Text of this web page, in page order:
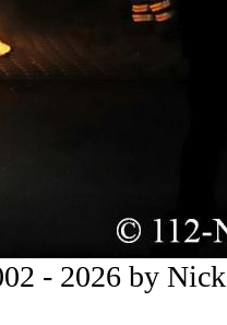
- 2026 by Nick